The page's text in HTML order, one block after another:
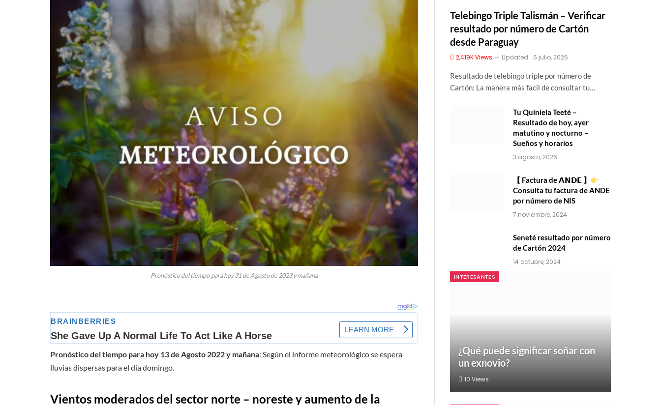
Pronóstico del tiempo para hoy 31 de Agosto de 2023 y mañana
Pronóstico del tiempo para hoy 13 de Agosto 2022 y mañana: Según el informe meteorológico se espera
lluvias dispersas para el día domingo.
Vientos moderados del sector norte – noreste y aumento de la
Telebingo Triple Talismán – Verificar
resultado por número de Cartón
desde Paraguay
2,419KViews Updated: 6 julio, 2026
Resultado de telebingo triple por número de
Cartón: La manera más facil de consultar tu…
Tu Quiniela Teeté –
Resultado de hoy, ayer
matutino y nocturno –
Sueños y horarios
3 agosto, 2026
【 Factura de 𝗔𝗡𝗗𝗘 】
Consulta tu factura de ANDE
por número de NIS
7 noviembre, 2024
Seneté resultado por número
de Cartón 2024
14 octubre, 2024
INTERESANTES
¿Qué puede significar soñar con
un exnovio?
10 Views